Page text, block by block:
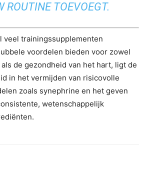
ROUTINE TOEVOEGT.
veel trainingssupplementen
voordelen bieden voor zowel
de gezondheid van het hart, ligt de
in het vermijden van risicovolle
zoals synephrine en het geven
wetenschappelijk